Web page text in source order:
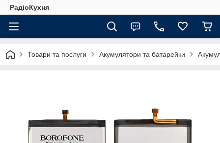
РадіоКухня
Товари та послуги Акумулятори та батарейки